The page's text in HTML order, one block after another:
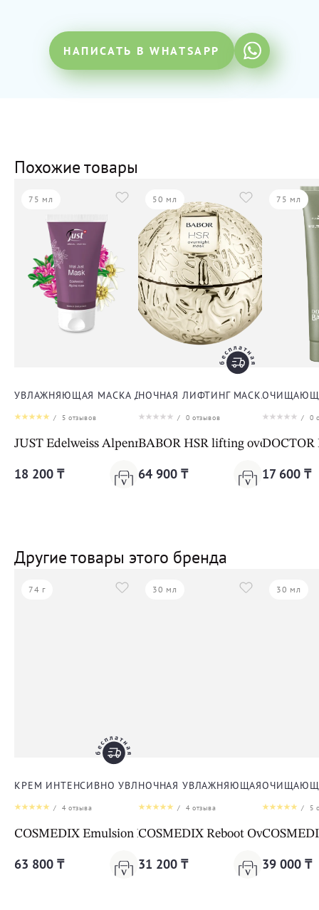
НАПИСАТЬ В WHATSAPP
Похожие товары
75 мл
УВЛАЖНЯЮЩАЯ МАСКА ДЛЯ ЛИЦА
/ 5 отзывов
JUST Edelweiss Alpenrose Mask
18 200 ₸
50 мл
НОЧНАЯ ЛИФТИНГ МАСКА ДЛЯ
/ 0 отзывов
BABOR HSR lifting overnight
64 900 ₸
75 мл
/ 0
DOCTOR
17 600 ₸
Другие товары этого бренда
74 г
КРЕМ ИНТЕНСИВНО УВЛАЖНЯЮЩИЙ ДЛЯ ЛИЦА
/ 4отзыва
COSMEDIX Emulsion Intense Hydrator
63 800 ₸
30 мл
НОЧНАЯ УВЛАЖНЯЮЩАЯ
/ 4отзыва
COSMEDIX Reboot Overnight
31 200 ₸
30 мл
/ 5
39 000 ₸